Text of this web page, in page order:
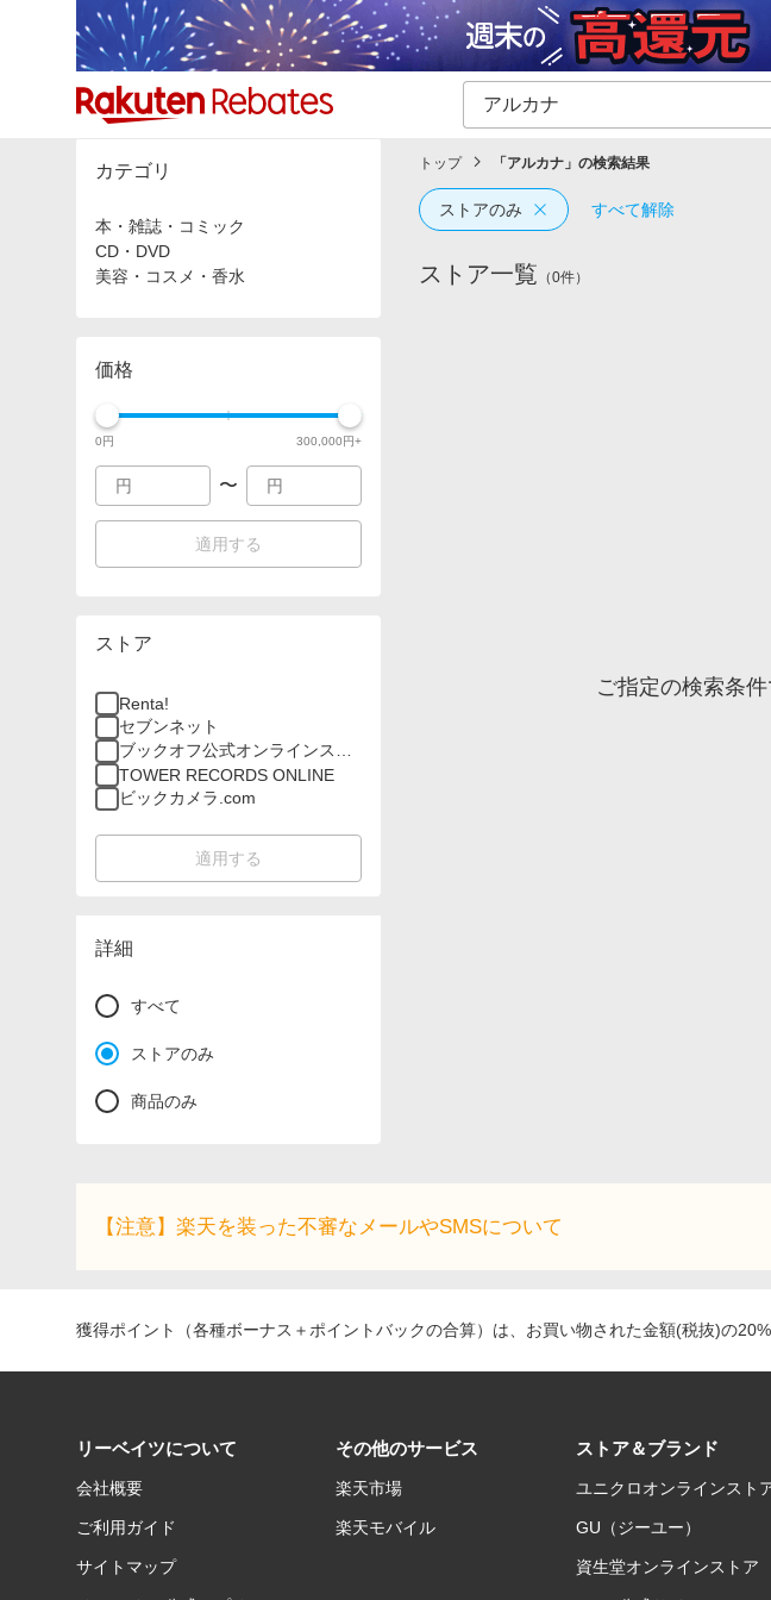
カテゴリー一覧 イベント一覧 ショッピング
カテゴリ
本・雑誌・コミック
CD・DVD
美容・コスメ・香水
価格
0円 300,000円+
〜
適用する
ストア
Renta!
セブンネット
ブックオフ公式オンラインスト
ア
TOWER RECORDS ONLINE
ビックカメラ.com
適用する
詳細
すべて
ストアのみ
商品のみ
トップ 「 アルカナ 」の検索結果
ストアのみ すべて解除
ストア一覧 （0件）
ご指定の検索条
【注意】楽天を装った不審なメールやSMSについて
獲得ポイント（各種ボーナス＋ポイントバックの合算）は、お買い物された金額(税抜)の
リーベイツについて
会社概要
ご利用ガイド
サイトマップ
その他のサービス
楽天市場
楽天モバイル
ストア＆ブランド
ユニクロオンラインスト
GU（ジーユー）
資生堂オンラインストア